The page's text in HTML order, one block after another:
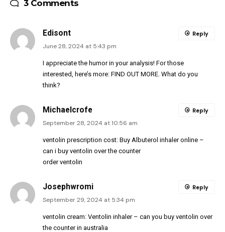
3 Comments
Edisont
June 28, 2024 at 5:43 pm
I appreciate the humor in your analysis! For those
interested, here’s more: FIND OUT MORE. What do you
think?
Reply
Michaelcrofe
September 28, 2024 at 10:56 am
ventolin prescription cost: Buy Albuterol inhaler online –
can i buy ventolin over the counter
order ventolin
Reply
Josephwromi
September 29, 2024 at 5:34 pm
ventolin cream: Ventolin inhaler– can you buy ventolin over
the counter in australia
Reply